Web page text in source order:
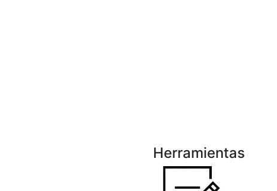
Herramientas